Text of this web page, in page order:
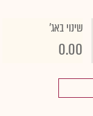
שינוי באג'
0.00